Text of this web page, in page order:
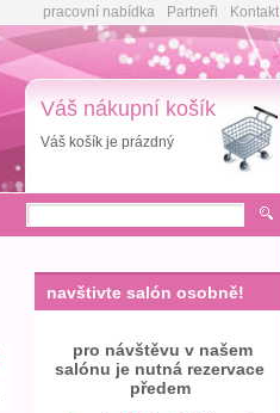
pracovní nabídka Partneři Kontakt
Váš nákupní košík
Váš košík je prázdný
navštivte salón osobně!
pro návštěvu v našem
salónu je nutná rezervace
předem